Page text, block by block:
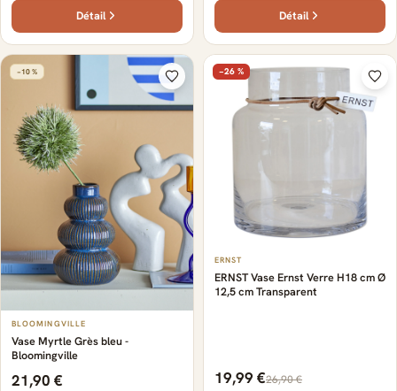
Détail Détail
−10 %
BLOOMINGVILLE
Vase Myrtle Grès bleu -
Bloomingville
21,90 €
−26 %
ERNST
ERNST Vase Ernst Verre H18 cm Ø
12,5 cm Transparent
19,99 €26,90 €